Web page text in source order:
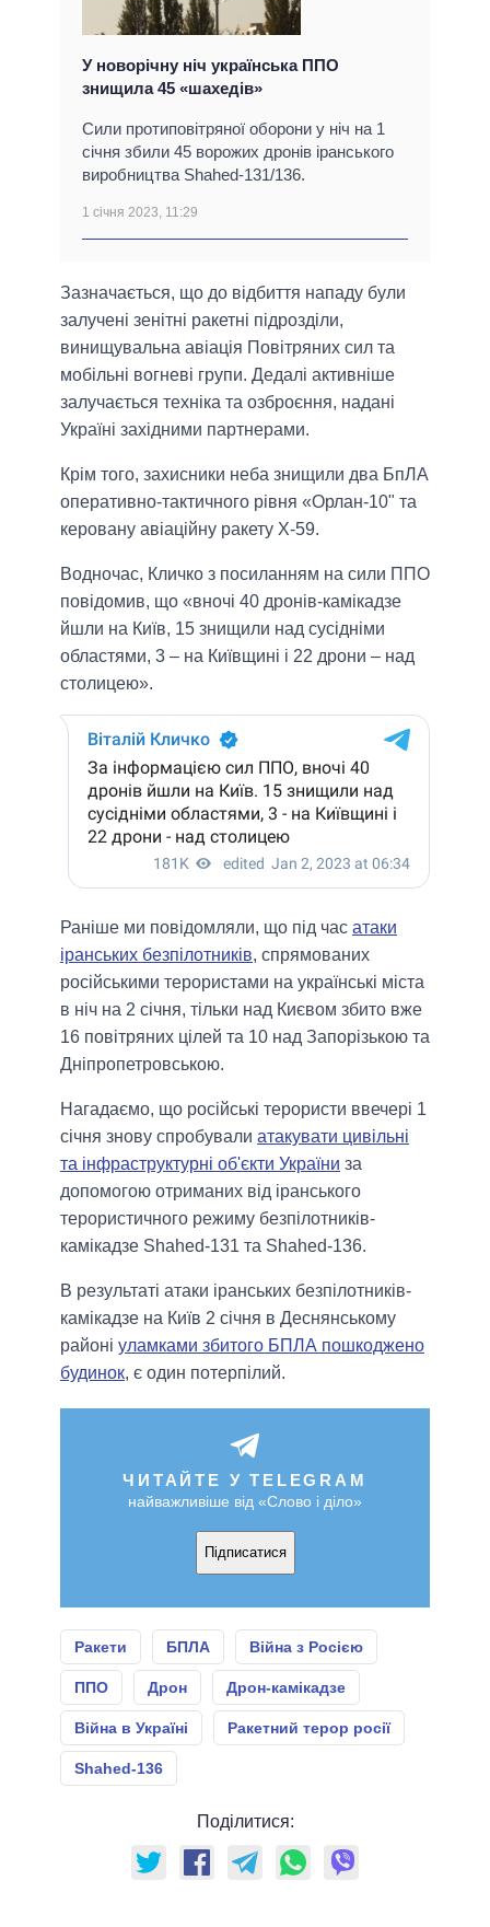
У новорічну ніч українська ППО
знищила 45 «шахедів»
Сили протиповітряної оборони у ніч на 1
січня збили 45 ворожих дронів іранського
виробництва Shahed-131/136.
1 січня 2023, 11:29
Зазначається, що до відбиття нападу були
залучені зенітні ракетні підрозділи,
винищувальна авіація Повітряних сил та
мобільні вогневі групи. Дедалі активніше
залучається техніка та озброєння, надані
Україні західними партнерами.
Крім того, захисники неба знищили два БпЛА
оперативно-тактичного рівня «Орлан-10" та
керовану авіаційну ракету Х-59.
Водночас, Кличко з посиланням на сили ППО
повідомив, що «вночі 40 дронів-камікадзе
йшли на Київ, 15 знищили над сусідніми
областями, 3 – на Київщині і 22 дрони – над
столицею».
Раніше ми повідомляли, що під час атаки
іранських безпілотників, спрямованих
російськими терористами на українські міста
в ніч на 2 січня, тільки над Києвом збито вже
16 повітряних цілей та 10 над Запорізькою та
Дніпропетровською.
Нагадаємо, що російські терористи ввечері 1
січня знову спробували атакувати цивільні
та інфраструктурні об'єкти України за
допомогою отриманих від іранського
терористичного режиму безпілотників-
камікадзе Shahed-131 та Shahed-136.
В результаті атаки іранських безпілотників-
камікадзе на Київ 2 січня в Деснянському
районі уламками збитого БПЛА пошкоджено
будинок, є один потерпілий.
ЧИТАЙТЕ У TELEGRAM
найважливіше від «Слово і діло»
Підписатися
Ракети БПЛА Війна з Росією
ППО Дрон Дрон-камікадзе
Війна в Україні Ракетний терор росії
Shahed-136
Поділитися: